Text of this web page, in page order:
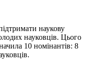
наукову
науковців. Цього
10 номінантів: 8